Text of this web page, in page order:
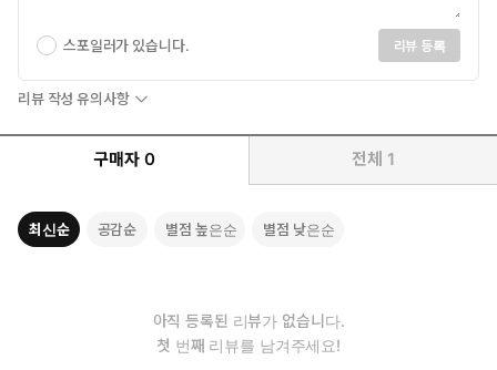
스포일러가 있습니다. 리뷰 등록
리뷰 작성 유의사항
구매자 0 전체 1
최신순 공감순 별점 높은순 별점 낮은순
아직 등록된 리뷰가 없습니다.
첫 번째 리뷰를 남겨주세요!